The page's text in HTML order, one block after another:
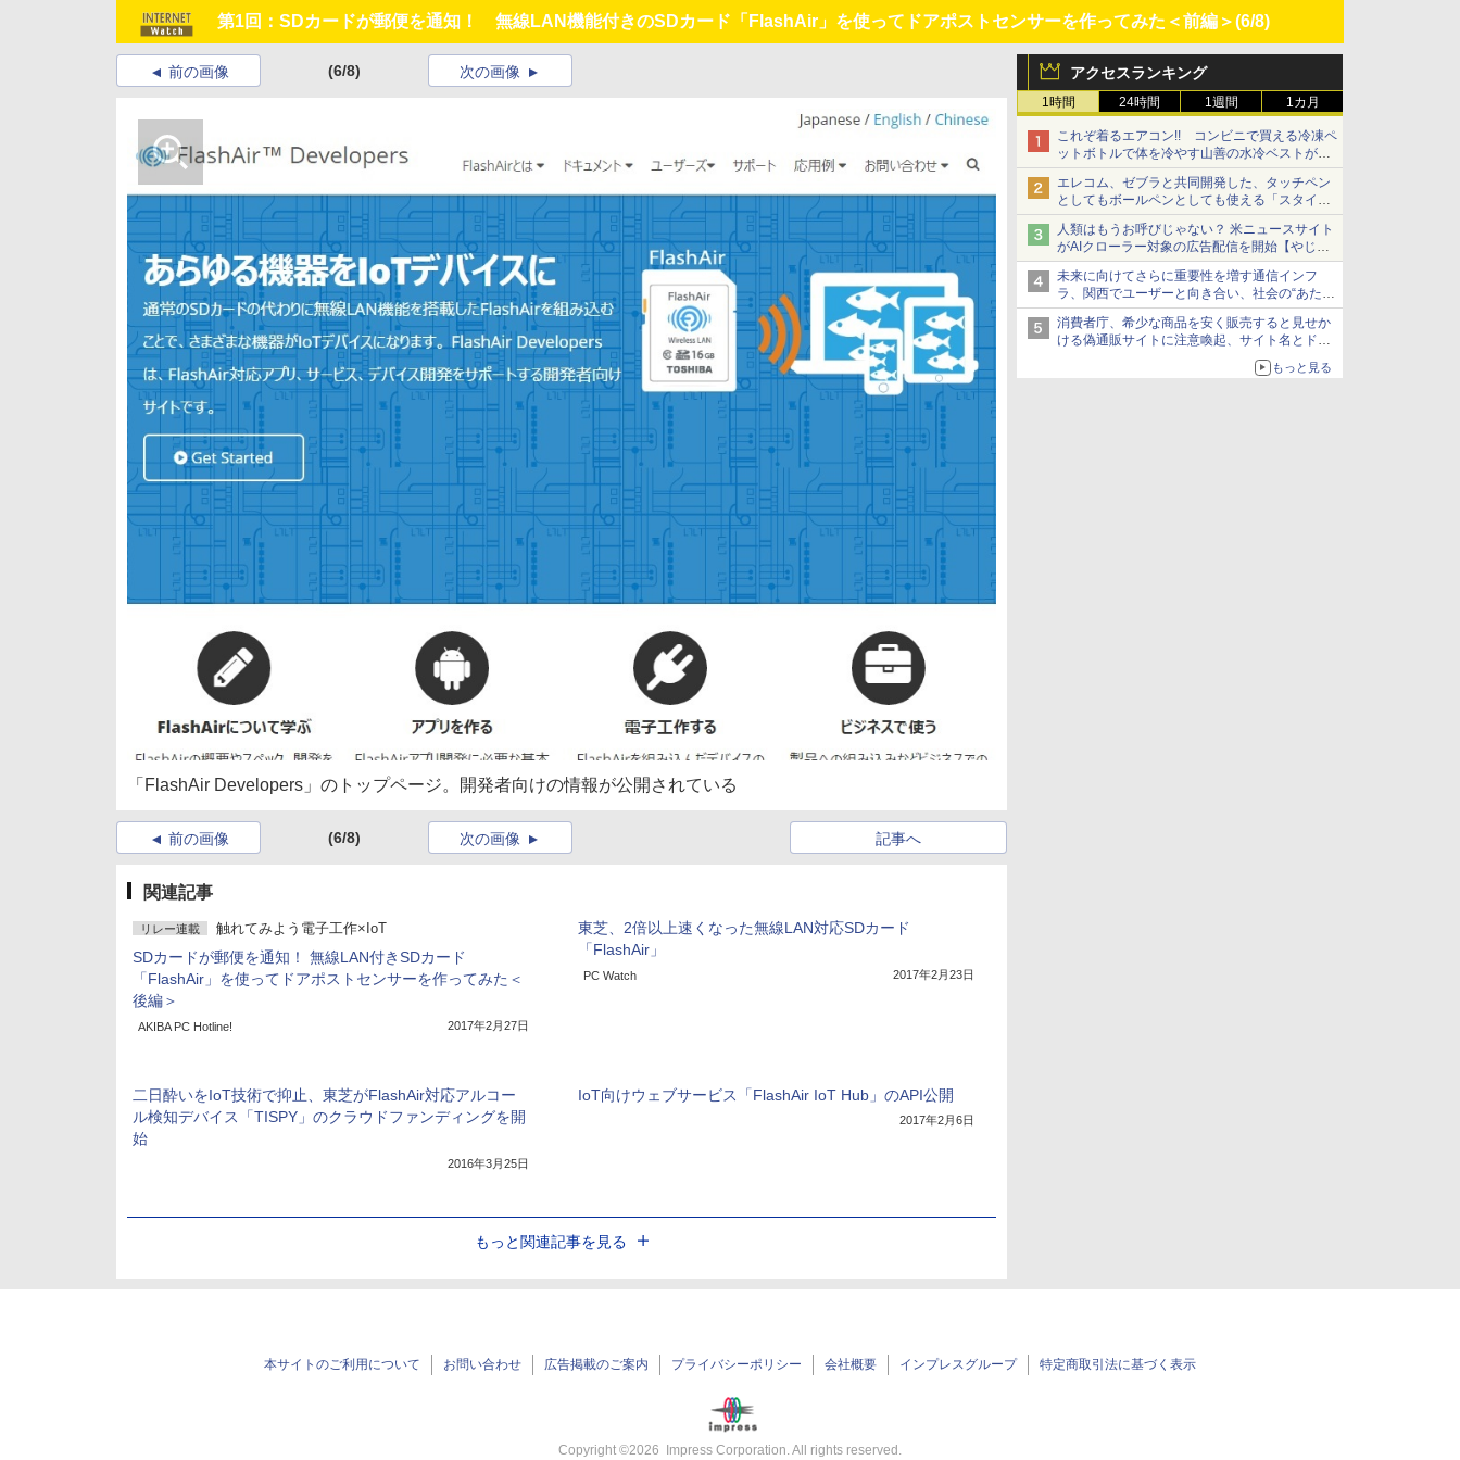
第1回：SDカードが郵便を通知！ 無線LAN機能付きのSDカード「FlashAir」を使ってドアポストセンサーを作ってみた＜前編＞(6/8)
アクセスランキング
1時間 24時間 1週間 1カ月
これぞ着るエアコン!! コンビニで買える冷凍ペ
ットボトルで体を冷やす山善の水冷ベストがロ
ードバイクにちょうどいい【ぼっち・ざ・ろー
ど！その14】【空いた時間でなにしてる？】
エレコム、ゼブラと共同開発した、タッチペン
としてもボールペンとしても使える「スタイラ
スツーウェイ」発売 iPadにも紙にも、持ち替
えずに書き込める
人類はもうお呼びじゃない？ 米ニュースサイト
がAIクローラー対象の広告配信を開始【やじう
まWatch】
未来に向けてさらに重要性を増す通信インフ
ラ、関西でユーザーと向き合い、社会の“あたら
しい”を起動し続ける～オプテージ
消費者庁、希少な商品を安く販売すると見せか
ける偽通販サイトに注意喚起、サイト名とドメ
もっと見る
前の画像 (6/8) 次の画像
「FlashAir Developers」のトップページ。開発者向けの情報が公開されている
前の画像 (6/8) 次の画像 記事へ
関連記事
リレー連載 触れてみよう電子工作×IoT
SDカードが郵便を通知！ 無線LAN付きSDカード
「FlashAir」を使ってドアポストセンサーを作ってみた＜
後編＞
AKIBA PC Hotline! 2017年2月27日
東芝、2倍以上速くなった無線LAN対応SDカード
「FlashAir」
PC Watch 2017年2月23日
二日酔いをIoT技術で抑止、東芝がFlashAir対応アルコー
ル検知デバイス「TISPY」のクラウドファンディングを開
始
2016年3月25日
IoT向けウェブサービス「FlashAir IoT Hub」のAPI公開
2017年2月6日
もっと関連記事を見る
本サイトのご利用について お問い合わせ 広告掲載のご案内 プライバシーポリシー 会社概要 インプレスグループ 特定商取引法に基づく表示
Copyright ©2026 Impress Corporation. All rights reserved.